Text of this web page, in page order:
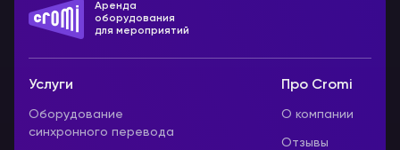
Аренда
оборудования
для мероприятий
Услуги
Оборудование
синхронного перевода
Про Cromi
О компании
Отзывы